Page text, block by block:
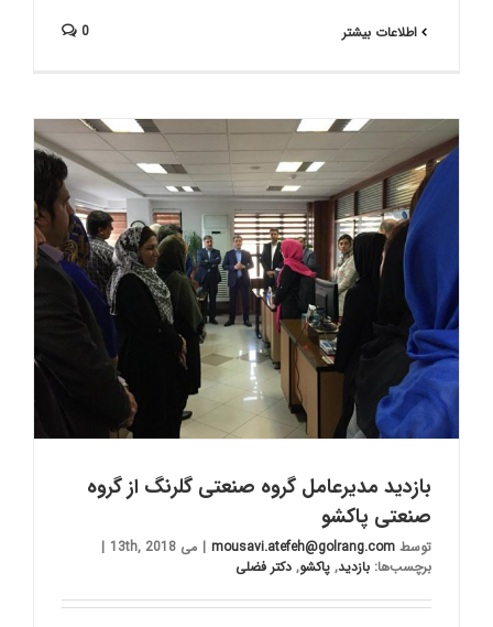
اطلاعات بیشتر 0
بازدید مدیرعامل گروه صنعتی گلرنگ از گروه
صنعتی پاکشو
توسط mousavi.atefeh@golrang.com
| می 13th, 2018
|
برچسب‌ها: بازدید, پاکشو, دکتر فضلی